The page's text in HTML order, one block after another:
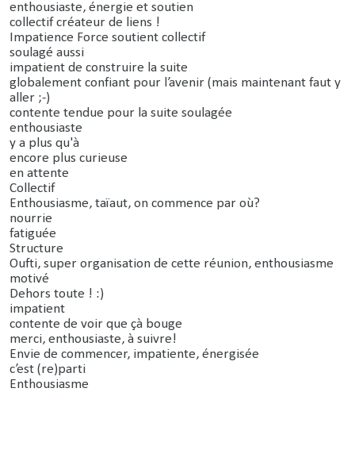
enthousiaste, énergie et soutien
collectif créateur de liens !
Impatience Force soutient collectif
soulagé aussi
impatient de construire la suite
globalement confiant pour l’avenir (mais maintenant faut y
aller ;-)
contente tendue pour la suite soulagée
enthousiaste
y a plus qu'à
encore plus curieuse
en attente
Collectif
Enthousiasme, taïaut, on commence par où?
nourrie
fatiguée
Structure
Oufti, super organisation de cette réunion, enthousiasme
motivé
Dehors toute ! :)
impatient
contente de voir que çà bouge
merci, enthousiaste, à suivre!
Envie de commencer, impatiente, énergisée
c’est (re)parti
Enthousiasme